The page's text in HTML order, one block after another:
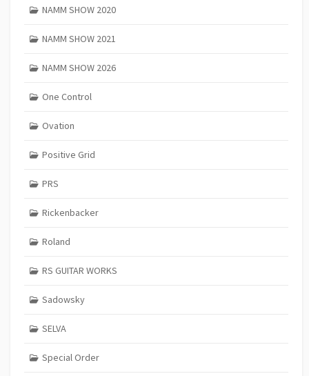
NAMM SHOW 2020
NAMM SHOW 2021
NAMM SHOW 2026
One Control
Ovation
Positive Grid
PRS
Rickenbacker
Roland
RS GUITAR WORKS
Sadowsky
SELVA
Special Order